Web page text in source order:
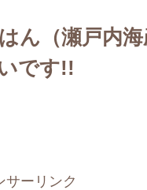
ん（瀬戸内海
です!!
サーリンク